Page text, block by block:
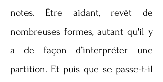
notes. Être aidant, revêt de
nombreuses formes, autant qu'il y
a de façon d’interpréter une
partition. Et puis que se passe-t-il